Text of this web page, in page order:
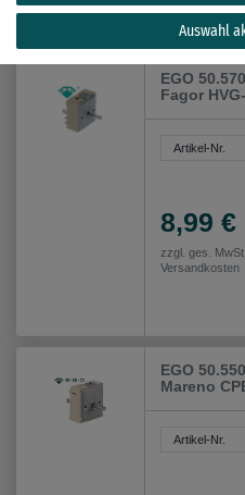
EGO
Fagor
Artikel-Nr.
8,99 €
zzgl. ges.
Versandkosten
EGO
Mareno
Artikel-Nr.
Auswahl